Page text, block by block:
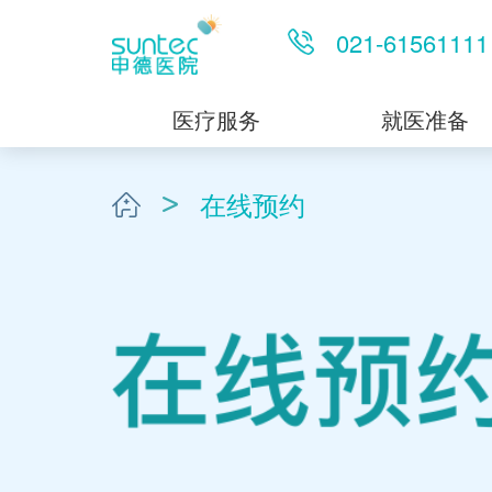
021-61561111
医疗服务 就医准备
在线预约